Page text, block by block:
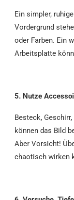
Ein simpler,
Vordergrund
oder Farben. Ein
Arbeitsplatte
5. Nutze
Besteck,
können das Bild
Aber Vorsicht!
chaotisch wirken